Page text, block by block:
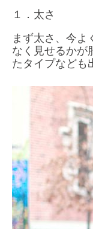
１．太さ
まず太さ、今よ
なく見せるかが
たタイプなども